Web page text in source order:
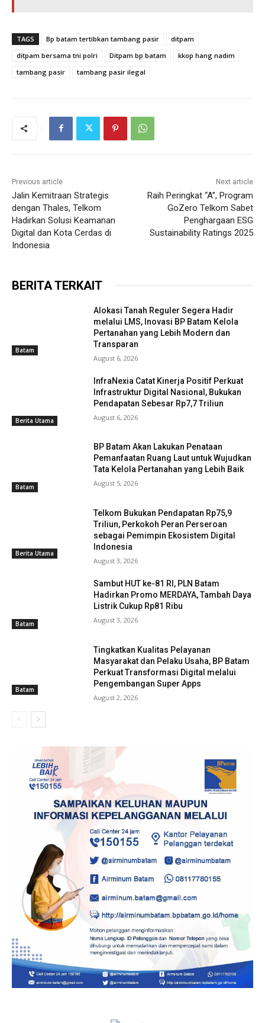
TAGS Bp batam tertibkan tambang pasir
ditpam
ditpam bersama tni polri
Ditpam bp batam
kkop hang nadim
tambang pasir
tambang pasir ilegal
Previous article
Jalin Kemitraan Strategis
dengan Thales, Telkom
Hadirkan Solusi Keamanan
Digital dan Kota Cerdas di
Indonesia
Next article
Raih Peringkat “A”, Program
GoZero Telkom Sabet
Penghargaan ESG
Sustainability Ratings 2025
BERITA TERKAIT
Batam
Alokasi Tanah Reguler Segera Hadir
melalui LMS, Inovasi BP Batam Kelola
Pertanahan yang Lebih Modern dan
Transparan
August 6, 2026
Berita Utama
InfraNexia Catat Kinerja Positif Perkuat
Infrastruktur Digital Nasional, Bukukan
Pendapatan Sebesar Rp7,7 Triliun
August 6, 2026
Batam
BP Batam Akan Lakukan Penataan
Pemanfaatan Ruang Laut untuk Wujudkan
Tata Kelola Pertanahan yang Lebih Baik
August 5, 2026
Berita Utama
Telkom Bukukan Pendapatan Rp75,9
Triliun, Perkokoh Peran Perseroan
sebagai Pemimpin Ekosistem Digital
Indonesia
August 3, 2026
Batam
Sambut HUT ke-81 RI, PLN Batam
Hadirkan Promo MERDAYA, Tambah Daya
Listrik Cukup Rp81 Ribu
August 3, 2026
Batam
Tingkatkan Kualitas Pelayanan
Masyarakat dan Pelaku Usaha, BP Batam
Perkuat Transformasi Digital melalui
Pengembangan Super Apps
August 2, 2026